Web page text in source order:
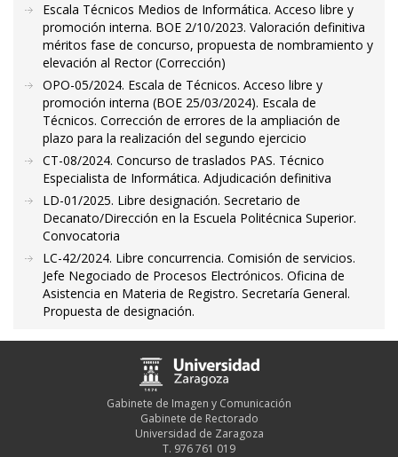
Escala Técnicos Medios de Informática. Acceso libre y
promoción interna. BOE 2/10/2023. Valoración definitiva
méritos fase de concurso, propuesta de nombramiento y
elevación al Rector (Corrección)
OPO-05/2024. Escala de Técnicos. Acceso libre y
promoción interna (BOE 25/03/2024). Escala de
Técnicos. Corrección de errores de la ampliación de
plazo para la realización del segundo ejercicio
CT-08/2024. Concurso de traslados PAS. Técnico
Especialista de Informática. Adjudicación definitiva
LD-01/2025. Libre designación. Secretario de
Decanato/Dirección en la Escuela Politécnica Superior.
Convocatoria
LC-42/2024. Libre concurrencia. Comisión de servicios.
Jefe Negociado de Procesos Electrónicos. Oficina de
Asistencia en Materia de Registro. Secretaría General.
Propuesta de designación.
Gabinete de Imagen y Comunicación
Gabinete de Rectorado
Universidad de Zaragoza
T. 976 761 019